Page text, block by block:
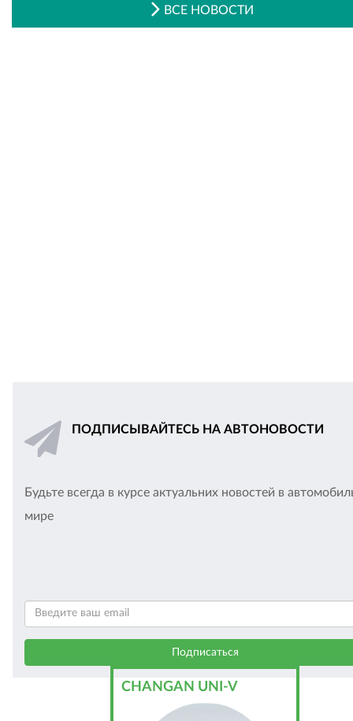
ВСЕ НОВОСТИ
ПОДПИСЫВАЙТЕСЬ НА АВТОНОВОСТИ
Будьте всегда в курсе актуальних новостей в
мире
CHANGAN UNI-V